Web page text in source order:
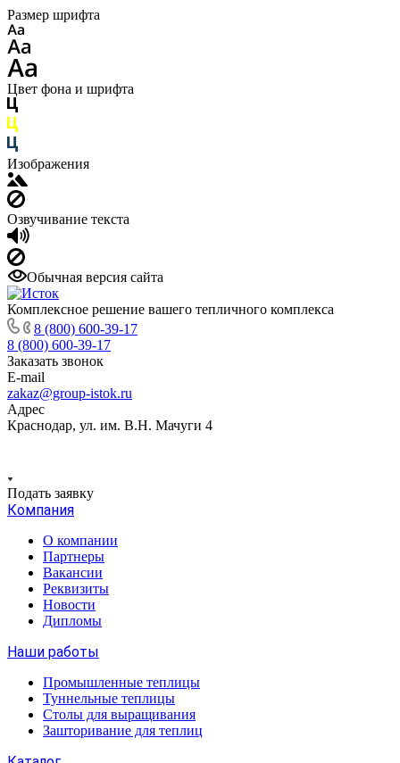
Размер шрифта
Цвет фона и шрифта
Изображения
Озвучивание текста
Обычная версия сайта
Комплексное решение вашего тепличного комплекса
8 (800) 600-39-17
8 (800) 600-39-17
Заказать звонок
E-mail
zakaz@group-istok.ru
Адрес
Краснодар, ул. им. В.Н. Мачуги 4
Подать заявку
Компания
О компании
Партнеры
Вакансии
Реквизиты
Новости
Дипломы
Наши работы
Промышленные теплицы
Туннельные теплицы
Столы для выращивания
Зашторивание для теплиц